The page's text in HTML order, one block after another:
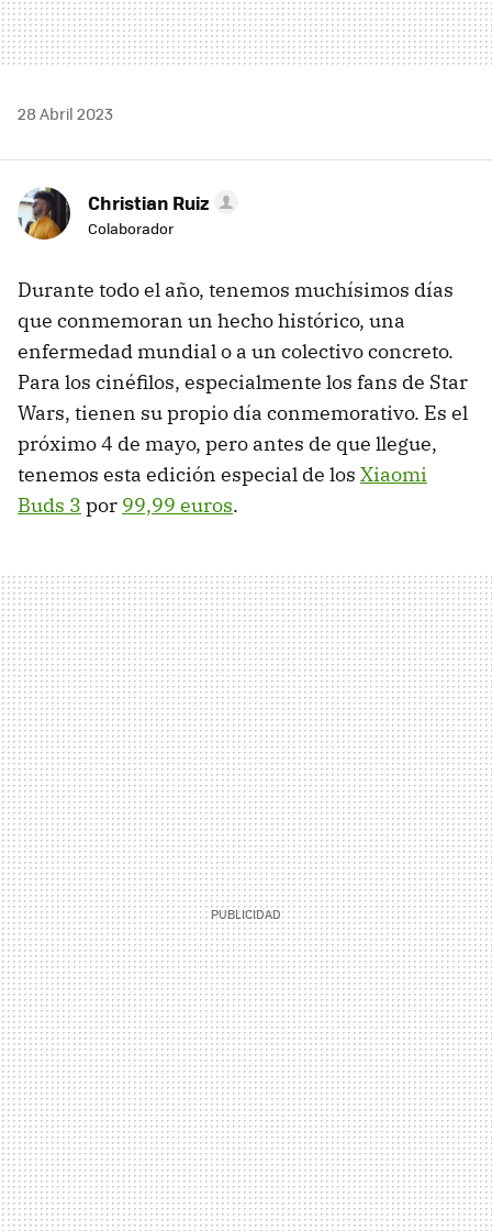
28 Abril 2023
Christian Ruiz
Colaborador
Durante todo el año, tenemos muchísimos días
que conmemoran un hecho histórico, una
enfermedad mundial o a un colectivo concreto.
Para los cinéfilos, especialmente los fans de Star
Wars, tienen su propio día conmemorativo. Es el
próximo 4 de mayo, pero antes de que llegue,
tenemos esta edición especial de los Xiaomi
Buds 3 por 99,99 euros.